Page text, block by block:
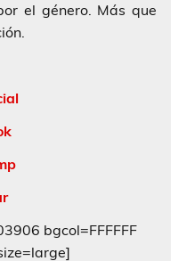
el género. Más que
bgcol=FFFFFF